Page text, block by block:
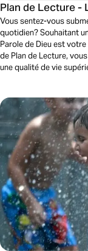
Plan de Lecture -
Vous sentez-vous
quotidien? Souhaitant
Parole de Dieu est
de Plan de Lecture,
une qualité de vie